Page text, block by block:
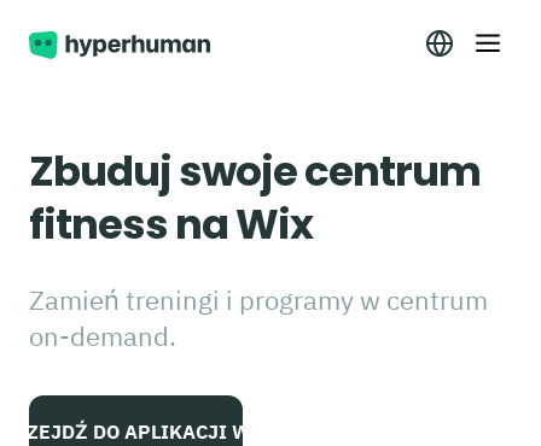
Zbuduj swoje centrum
fitness na Wix
Zamień treningi i programy w centrum
on-demand.
PRZEJDŹ DO APLIKACJI WIX